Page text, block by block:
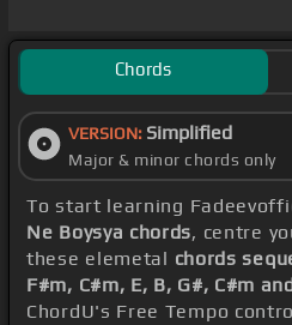
Chords
VERSION: Simplified
Major & minor chords only
To start learning
Ne Boysya chords, centre
these elemetal chords
F#m, C#m, E, B, G#, C#m
ChordU's Free Tempo